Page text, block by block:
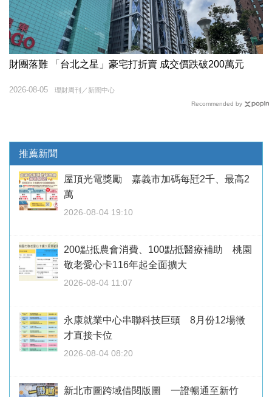
財團落難 「台北之星」豪宅打折賣 成交價跌破200萬元
理財周刊／新聞中心
2026-08-05
Recommended by
推薦新聞
屋頂光電獎勵 嘉義市加碼每瓩2千、最高2
萬
2026-08-04 19:10
200點抵農會消費、100點抵醫療補助 桃園
敬老愛心卡116年起全面擴大
2026-08-04 11:07
永康就業中心串聯科技巨頭 8月份12場徵
才直接卡位
2026-08-04 08:20
新北市圖跨域借閱版圖 一證暢通至新竹